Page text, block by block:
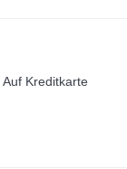
Auf Kreditkarte